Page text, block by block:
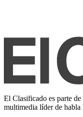
El Clasificado es parte
multimedia líder de habla